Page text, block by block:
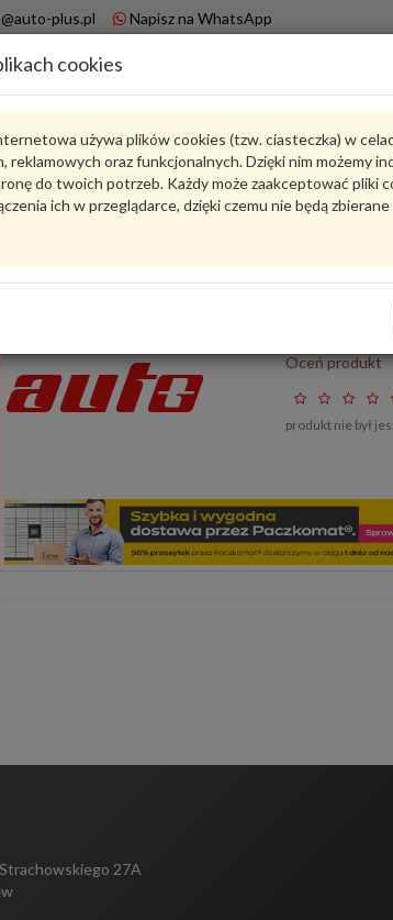
plus.pl Napisz na WhatsApp
cookies
używa plików cookies (tzw. ciasteczka) w
reklamowych oraz funkcjonalnych. Dzięki nim możemy
do twoich potrzeb. Każdy może zaakceptować pliki
ich w przeglądarce, dzięki czemu nie będą
1S0807183A VAG
Oceń produkt
produkt nie był
27A